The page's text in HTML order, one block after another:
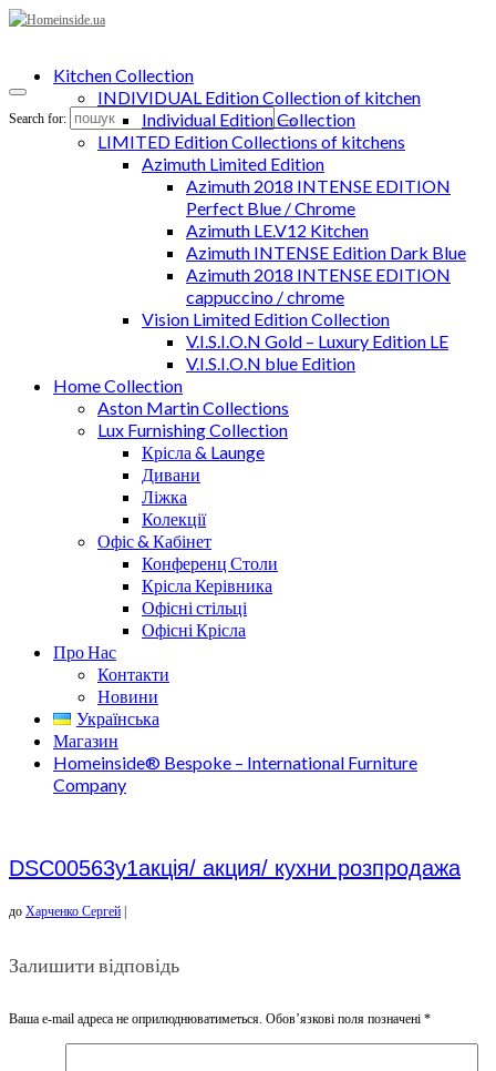
Search for:
Kitchen Collection
INDIVIDUAL Edition Collection of kitchen
Individual Edition Collection
LIMITED Edition Collections of kitchens
Azimuth Limited Edition
Azimuth 2018 INTENSE EDITION
Perfect Blue / Chrome
Azimuth LE.V12 Kitchen
Azimuth INTENSE Edition Dark Blue
Azimuth 2018 INTENSE EDITION
cappuccino / chrome
Vision Limited Edition Collection
V.I.S.I.O.N Gold – Luxury Edition LE
V.I.S.I.O.N blue Edition
Home Collection
Aston Martin Collections
Lux Furnishing Collection
Крісла & Launge
Дивани
Ліжка
Колекції
Офіс & Кабінет
Конференц Столи
Крісла Керівника
Офісні стільці
Офісні Крісла
Про Нас
Контакти
Новини
Українська
Магазин
Homeinside® Bespoke – International Furniture
Company
DSC00563у1акція/ акция/ кухни розпродажа
до Харченко Сергей
Залишити відповідь
Ваша e-mail адреса не оприлюднюватиметься. Обов’язкові поля позначені *